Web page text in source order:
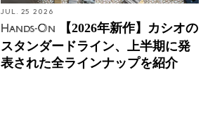
JUL. 25 2026
Hands-On
【2026年新作】カシオの
スタンダードライン、上半期に発
表された全ラインナップを紹介